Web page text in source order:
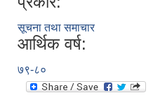
सूचना तथा समाचार
आर्थिक वर्ष:
७९-८०